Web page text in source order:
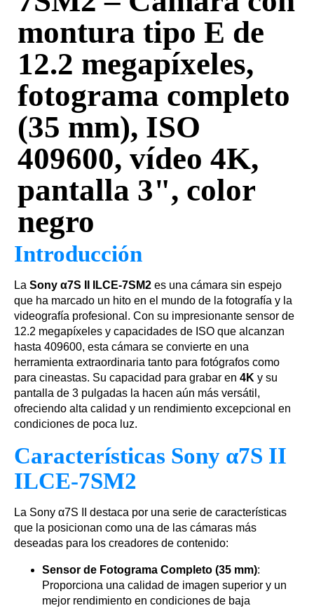
montura tipo E de
12.2 megapíxeles,
fotograma completo
(35 mm), ISO
409600, vídeo 4K,
pantalla 3", color
negro
Introducción
La Sony α7S II ILCE-7SM2 es una cámara sin espejo
que ha marcado un hito en el mundo de la fotografía y la
videografía profesional. Con su impresionante sensor de
12.2 megapíxeles y capacidades de ISO que alcanzan
hasta 409600, esta cámara se convierte en una
herramienta extraordinaria tanto para fotógrafos como
para cineastas. Su capacidad para grabar en 4K y su
pantalla de 3 pulgadas la hacen aún más versátil,
ofreciendo alta calidad y un rendimiento excepcional en
condiciones de poca luz.
Características Sony α7S II
ILCE-7SM2
La Sony α7S II destaca por una serie de características
que la posicionan como una de las cámaras más
deseadas para los creadores de contenido:
Sensor de Fotograma Completo (35 mm):
Proporciona una calidad de imagen superior y un
mejor rendimiento en condiciones de baja